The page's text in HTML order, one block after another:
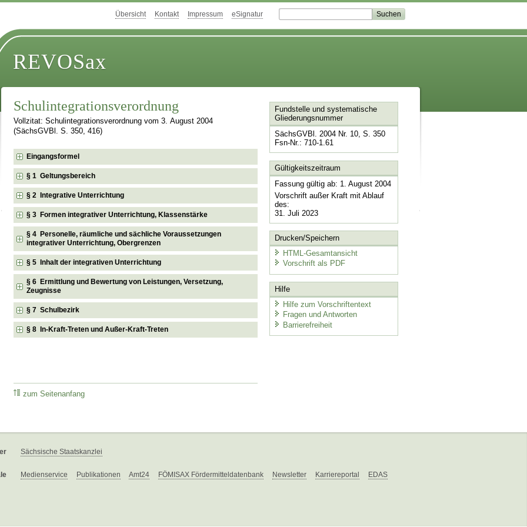
Übersicht Kontakt Impressum eSignatur
REVOSax
Schulintegrationsverordnung
Vollzitat: Schulintegrationsverordnung vom 3. August 2004
(SächsGVBl. S. 350, 416)
Eingangsformel
§ 1 Geltungsbereich
§ 2 Integrative Unterrichtung
§ 3 Formen integrativer Unterrichtung, Klassenstärke
§ 4 Personelle, räumliche und sächliche Voraussetzungen
integrativer Unterrichtung, Obergrenzen
§ 5 Inhalt der integrativen Unterrichtung
§ 6 Ermittlung und Bewertung von Leistungen, Versetzung,
Zeugnisse
§ 7 Schulbezirk
§ 8 In-Kraft-Treten und Außer-Kraft-Treten
zum Seitenanfang
Fundstelle und systematische
Gliederungsnummer
SächsGVBl. 2004 Nr. 10, S. 350
Fsn-Nr.: 710-1.61
Gültigkeitszeitraum
Fassung gültig ab: 1. August 2004
Vorschrift außer Kraft mit Ablauf
des:
31. Juli 2023
Drucken/Speichern
HTML-Gesamtansicht
Vorschrift als PDF
Hilfe
Hilfe zum Vorschriftentext
Fragen und Antworten
Barrierefreiheit
Sächsische Staatskanzlei
Medienservice Publikationen Amt24 FÖMISAX Fördermitteldatenbank Newsletter Karriereportal EDAS